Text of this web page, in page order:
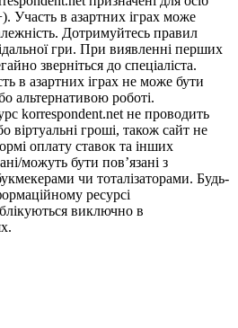
Участь в азартних іграх може
Дотримуйтесь правил
гри. При виявленні перших
зверніться до спеціаліста.
в азартних іграх не може бути
альтернативою роботі.
korrespondent.net не проводить
віртуальні гроші, також сайт не
оплату ставок та інших
можуть бути пов’язані з
чи тоталізаторами. Будь-
ресурсі
виключно в